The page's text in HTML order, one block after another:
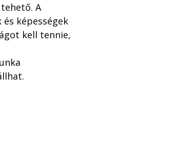
A
és képességek
kell tennie,